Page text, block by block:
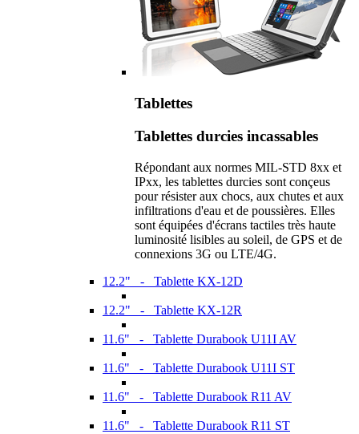
Tablettes
Tablettes durcies incassables
Répondant aux normes MIL-STD 8xx et
IPxx, les tablettes durcies sont conçeus
pour résister aux chocs, aux chutes et aux
infiltrations d'eau et de poussières. Elles
sont équipées d'écrans tactiles très haute
luminosité lisibles au soleil, de GPS et de
connexions 3G ou LTE/4G.
12.2" - Tablette KX-12D
12.2" - Tablette KX-12R
11.6" - Tablette Durabook U11I AV
11.6" - Tablette Durabook U11I ST
11.6" - Tablette Durabook R11 AV
11.6" - Tablette Durabook R11 ST